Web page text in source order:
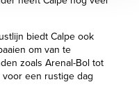
biedt Calpe ook
om van te
zoals Arenal-Bol tot
een rustige dag